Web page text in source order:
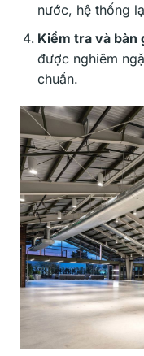
nước, hệ thống
Kiểm tra và bàn
được nghiêm
chuẩn.